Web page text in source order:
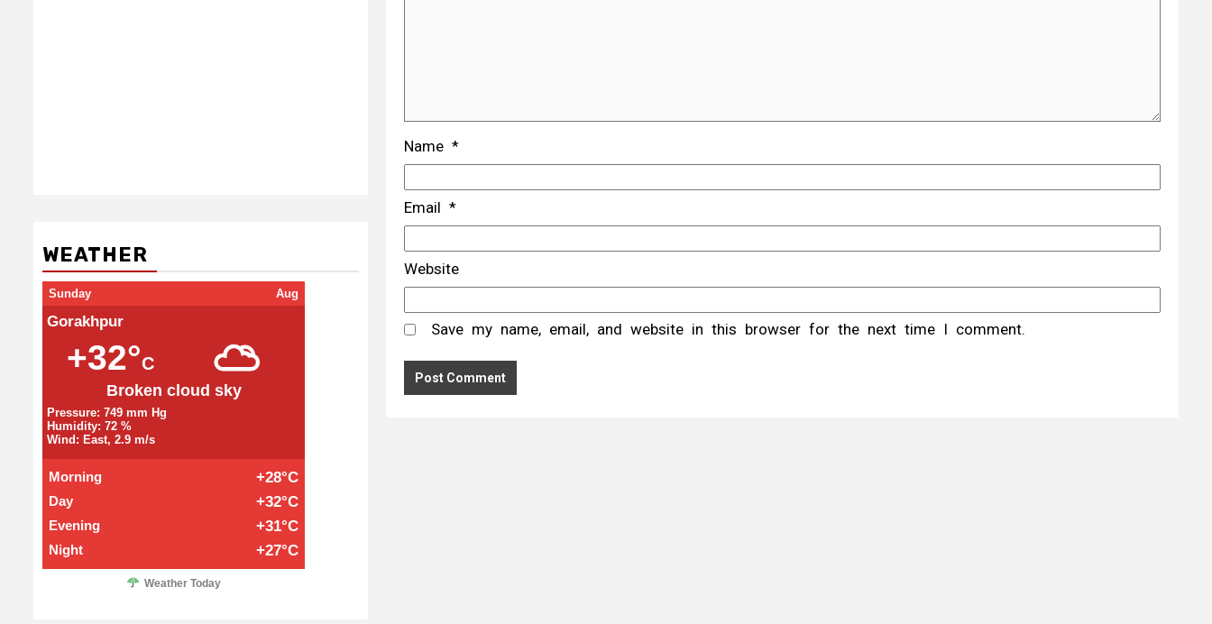
Name *
Email *
Website
Save my name, email, and website in this browser for the next time I comment.
WEATHER
Sunday Aug
Gorakhpur
+32°C
Broken cloud sky
Pressure: 749 mm Hg
Humidity: 72 %
Wind: East, 2.9 m/s
Morning +28°C
Day +32°C
Evening +31°C
Night +27°C
Weather Today